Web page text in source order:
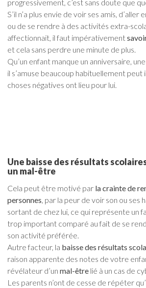
progressivement, c’est sans doute que
S’il n’a plus envie de voir ses amis, d’aller
ou de se rendre à des activités extra-
affectionnait, il faut impérativement
et cela sans perdre une minute de plus.
Qu’un enfant manque un anniversaire,
il s’amuse beaucoup habituellement peut
choses négatives ont lieu pour lui.
Une baisse des résultats
un mal-être
Cela peut être motivé par la crainte de
personnes, par la peur de voir son ou ses
sortant de chez lui, ce qui représente un
trop important comparé au fait de se
son activité préférée.
Autre facteur, la baisse des résultats
raison apparente des notes de votre
révélateur d’un mal-être lié à un cas de
Les parents n’ont de cesse de répéter